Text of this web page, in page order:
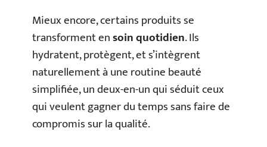
Mieux encore, certains produits se
transforment ensoin quotidien. Ils
hydratent, protègent, et s’intègrent
naturellement à une routine beauté
simplifiée, un deux-en-un qui séduit ceux
qui veulent gagner du temps sans faire de
compromis sur la qualité.